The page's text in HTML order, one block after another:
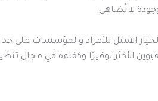
لا تُضاهى.
الأمثل للأفراد والمؤسسات على
الأكثر توفيرًا وكفاءة في مجال